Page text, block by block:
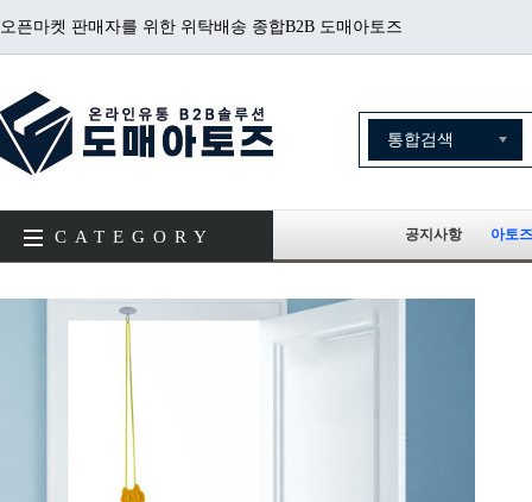
오픈마켓 판매자를 위한 위탁배송 종합B2B 도매아토즈
CATEGORY 공지사항 아토